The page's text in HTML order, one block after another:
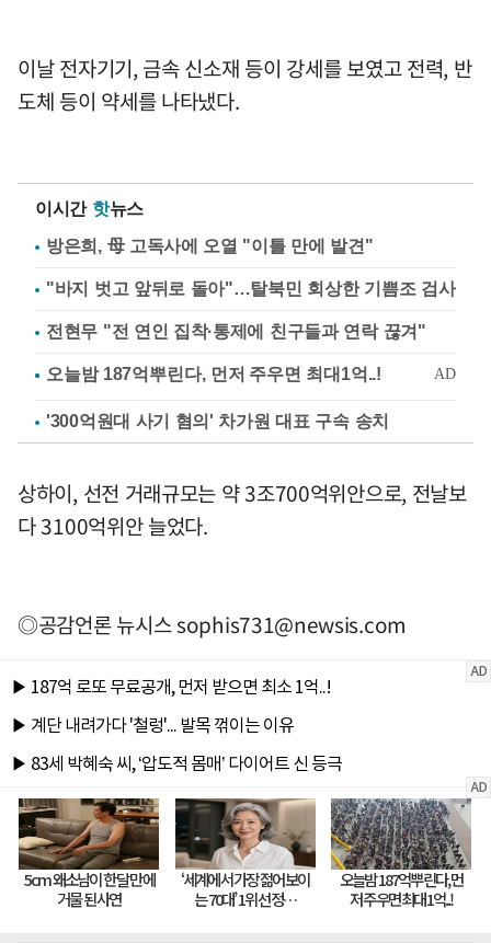
이날 전자기기, 금속 신소재 등이 강세를 보였고 전력, 반
도체 등이 약세를 나타냈다.
이시간 핫뉴스
방은희, 母 고독사에 오열 "이틀 만에 발견"
"바지 벗고 앞뒤로 돌아"…탈북민 회상한 기쁨조 검사
전현무 "전 연인 집착·통제에 친구들과 연락 끊겨"
'300억원대 사기 혐의' 차가원 대표 구속 송치
상하이, 선전 거래규모는 약 3조700억위안으로, 전날보
다 3100억위안 늘었다.
◎공감언론 뉴시스sophis731@newsis.com